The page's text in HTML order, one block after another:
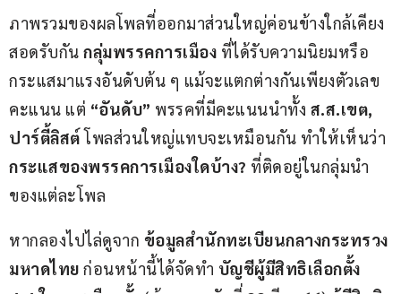
ภาพรวมของผลโพลที่ออกมาส่วนใหญ่ค่อนข้างใกล้เคียง
สอดรับกัน กลุ่มพรรคการเมือง ที่ได้รับความนิยมหรือ
กระแสมาแรงอันดับต้น ๆ แม้จะแตกต่างกันเพียงตัวเลข
คะแนน แต่ “อันดับ” พรรคที่มีคะแนนนำทั้ง ส.ส.เขต,
ปาร์ตี้ลิสต์ โพลส่วนใหญ่แทบจะเหมือนกัน ทำให้เห็นว่า
กระแสของพรรคการเมืองใดบ้าง? ที่ติดอยู่ในกลุ่มนำ
ของแต่ละโพล
หากลองไปไล่ดูจาก ข้อมูลสำนักทะเบียนกลางกระทรวง
มหาดไทย ก่อนหน้านี้ได้จัดทำ บัญชีผู้มีสิทธิเลือกตั้ง